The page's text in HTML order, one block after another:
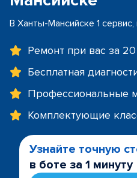
В Ханты-Мансийске 1
Ремонт при вас за
Бесплатная
Профессиональные
Комплектующие
Узнайте точную
в боте за 1 минуту